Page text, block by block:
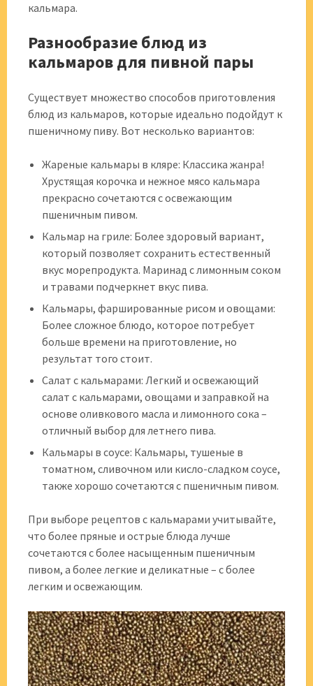
кальмара.
Разнообразие блюд из
кальмаров для пивной пары
Существует множество способов приготовления
блюд из кальмаров, которые идеально подойдут к
пшеничному пиву. Вот несколько вариантов:
Жареные кальмары в кляре: Классика жанра!
Хрустящая корочка и нежное мясо кальмара
прекрасно сочетаются с освежающим
пшеничным пивом.
Кальмар на гриле: Более здоровый вариант,
который позволяет сохранить естественный
вкус морепродукта. Маринад с лимонным соком
и травами подчеркнет вкус пива.
Кальмары, фаршированные рисом и овощами:
Более сложное блюдо, которое потребует
больше времени на приготовление, но
результат того стоит.
Салат с кальмарами: Легкий и освежающий
салат с кальмарами, овощами и заправкой на
основе оливкового масла и лимонного сока –
отличный выбор для летнего пива.
Кальмары в соусе: Кальмары, тушеные в
томатном, сливочном или кисло-сладком соусе,
также хорошо сочетаются с пшеничным пивом.
При выборе рецептов с кальмарами учитывайте,
что более пряные и острые блюда лучше
сочетаются с более насыщенным пшеничным
пивом, а более легкие и деликатные – с более
легким и освежающим.